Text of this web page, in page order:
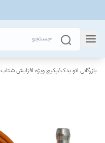
بازرگانی اتو یدک/پکیج ویژه افزایش شتاب